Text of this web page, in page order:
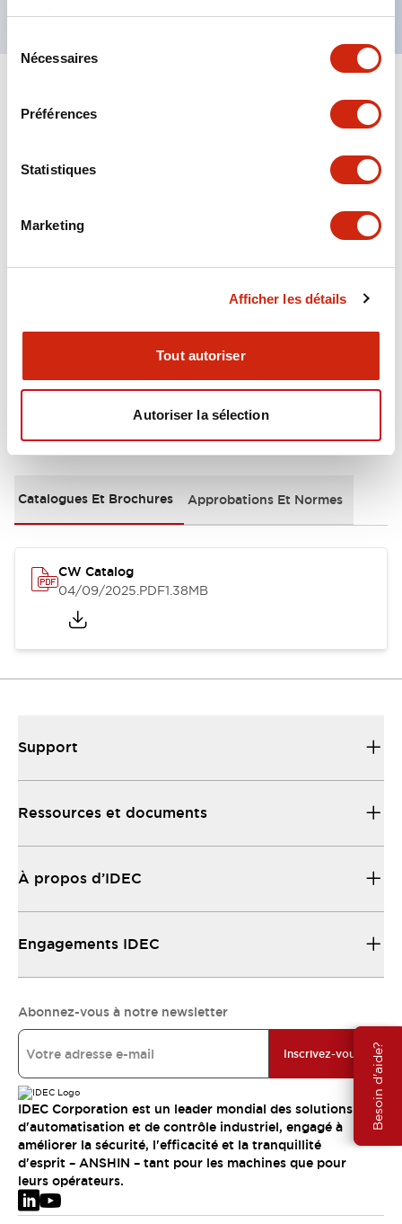
services.
Nécessaires
Préférences
Statistiques
Marketing
Afficher les détails
Tout autoriser
Autoriser la sélection
Besoin d'aide?
Tout développer+
Functional Specifications
Mounting and Installation Specifications
Documents et fichiers
Catalogues Et Brochures Approbations Et Normes
CW Catalog
04/09/2025.PDF1.38MB
Support
Ressources et documents
À propos d’IDEC
Engagements IDEC
Abonnez-vous à notre newsletter
Inscrivez-vous
IDEC Corporation est un leader mondial des solutions
d'automatisation et de contrôle industriel, engagé à
améliorer la sécurité, l'efficacité et la tranquillité
d'esprit – ANSHIN – tant pour les machines que pour
leurs opérateurs.